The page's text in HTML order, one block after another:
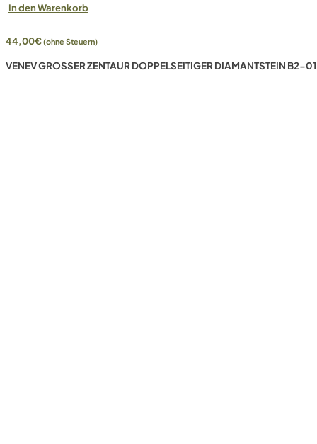
In den Warenkorb
44,00€(ohne Steuern)
VENEV GROSSER ZENTAUR DOPPELSEITIGER DIAMANTSTEIN B2-